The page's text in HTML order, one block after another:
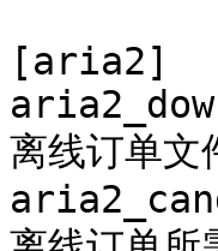
[aria2]
离线订单文